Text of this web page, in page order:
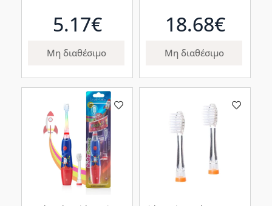
5.17€
Μη διαθέσιμο
& Αυτοκόλλητα, 1 τμχ
18.68€
Μη διαθέσιμο